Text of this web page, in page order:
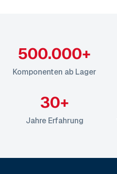
500.000+
Komponenten ab Lager
30+
Jahre Erfahrung